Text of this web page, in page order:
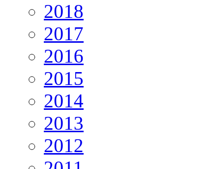
2018
2017
2016
2015
2014
2013
2012